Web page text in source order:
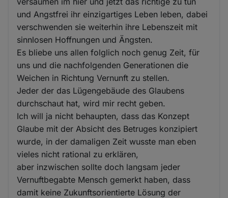
und Angstfrei ihr einzigartiges Leben leben, dabei
verschwenden sie weiterhin ihre Lebenszeit mit
sinnlosen Hoffnungen und Ängsten.
Es bliebe uns allen folglich noch genug Zeit, für
uns und die nachfolgenden Generationen die
Weichen in Richtung Vernunft zu stellen.
Jeder der das Lügengebäude des Glaubens
durchschaut hat, wird mir recht geben.
Ich will ja nicht behaupten, dass das Konzept
Glaube mit der Absicht des Betruges konzipiert
wurde, in der damaligen Zeit wusste man eben
vieles nicht rational zu erklären,
aber inzwischen sollte doch langsam jeder
Vernuftbegabte Mensch gemerkt haben, dass
damit keine Zukunftsorientierte Lösung der